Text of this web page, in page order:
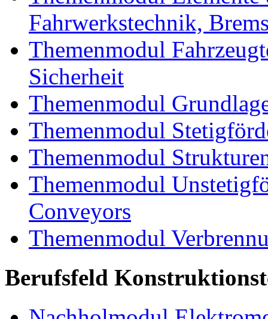
Fahrwerkstechnik,
Themenmodul
Sicherheit
Themenmodul
Themenmodul
Themenmodul
Themenmodul
Conveyors
Themenmodul
Berufsfeld